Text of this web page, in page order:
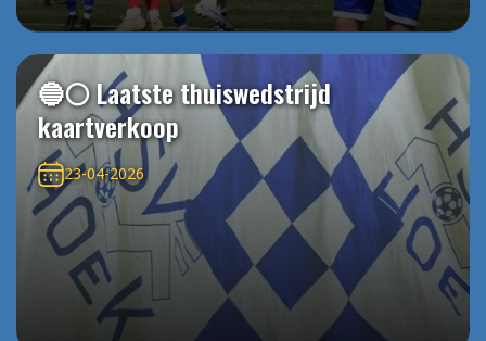
🔵⚪️ Laatste thuiswedstrijd
kaartverkoop
23-04-2026